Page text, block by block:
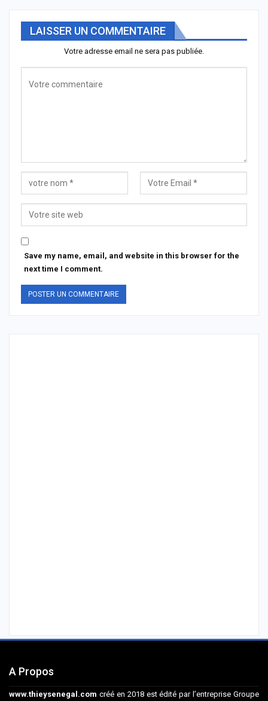
LAISSER UN COMMENTAIRE
Votre adresse email ne sera pas publiée.
Save my name, email, and website in this browser for the
next time I comment.
A Propos
www.thieysenegal.com créé en 2018 est édité par l’entreprise Groupe